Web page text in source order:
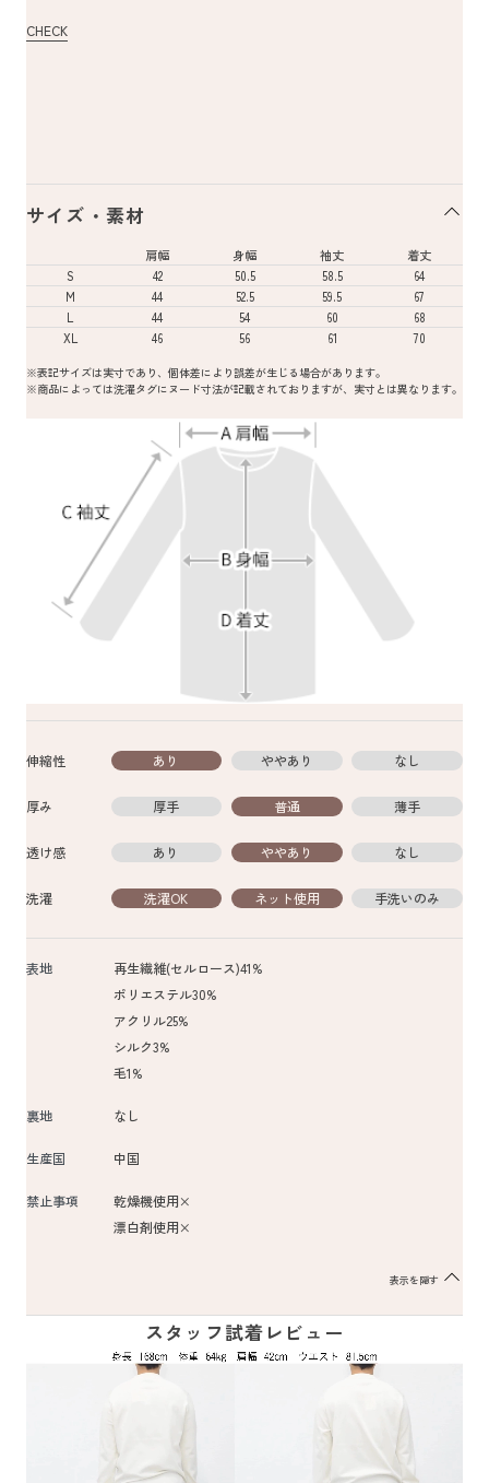
CHECK
サイズ・素材
肩幅 身幅 袖丈
着丈
S
42 50.5 58.5
64
M
44 52.5 59.5
67
L
44 54 60
68
XL
46 56 61 70
※表記サイズは実寸であり、個体差により誤差が生じる場合があります。
※商品によっては洗濯タグにヌード寸法が記載されておりますが、実寸とは異なります。
伸縮性 あり ややあり なし
厚み 厚手 普通 薄手
透け感 あり ややあり なし
洗濯 洗濯OK ネット使用 手洗いのみ
表地
再生繊維(セルロース)41%
ポリエステル30%
アクリル25%
シルク3%
毛1%
裏地 なし
生産国 中国
禁止事項
乾燥機使用×
漂白剤使用×
表示を隠す
スタッフ試着レビュー